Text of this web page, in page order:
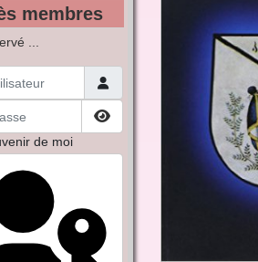
membres
...
Afficher le mot de passe
de moi